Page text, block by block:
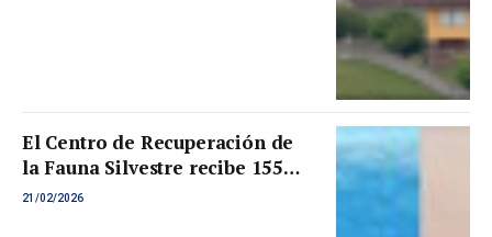
El Centro de Recuperación de
la Fauna Silvestre recibe 155
frailecillos atlánticos afectados
21/02/2026